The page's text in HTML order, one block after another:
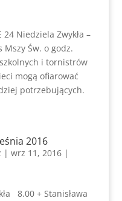
24 Niedziela Zwykła –
Mszy Św. o godz.
i tornistrów
mogą ofiarować
potrzebujących.
2016
| wrz 11, 2016|
8.00 + Stanisława